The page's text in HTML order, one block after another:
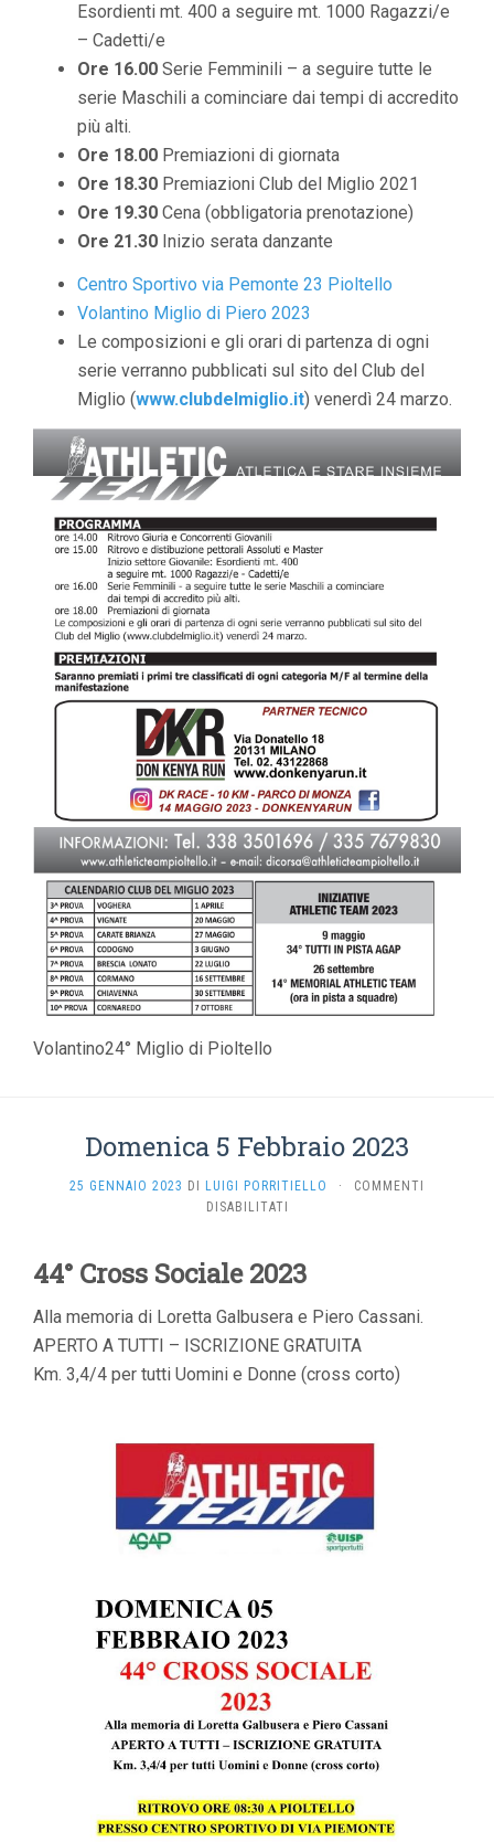
Esordienti mt. 400 a seguire mt. 1000 Ragazzi/e
– Cadetti/e
Ore 16.00 Serie Femminili – a seguire tutte le
serie Maschili a cominciare dai tempi di accredito
più alti.
Ore 18.00 Premiazioni di giornata
Ore 18.30 Premiazioni Club del Miglio 2021
Ore 19.30 Cena (obbligatoria prenotazione)
Ore 21.30 Inizio serata danzante
Centro Sportivo via Pemonte 23 Pioltello
Volantino Miglio di Piero 2023
Le composizioni e gli orari di partenza di ogni
serie verranno pubblicati sul sito del Club del
Miglio (www.clubdelmiglio.it) venerdì 24 marzo.
Volantino24° Miglio di Pioltello
Domenica 5 Febbraio 2023
25 GENNAIO 2023 DI LUIGI PORRITIELLO ·
COMMENTI
DISABILITATI
FEBBRAIO
44° Cross Sociale 2023
Alla memoria di Loretta Galbusera e Piero Cassani.
APERTO A TUTTI – ISCRIZIONE GRATUITA
Km. 3,4/4 per tutti Uomini e Donne (cross corto)